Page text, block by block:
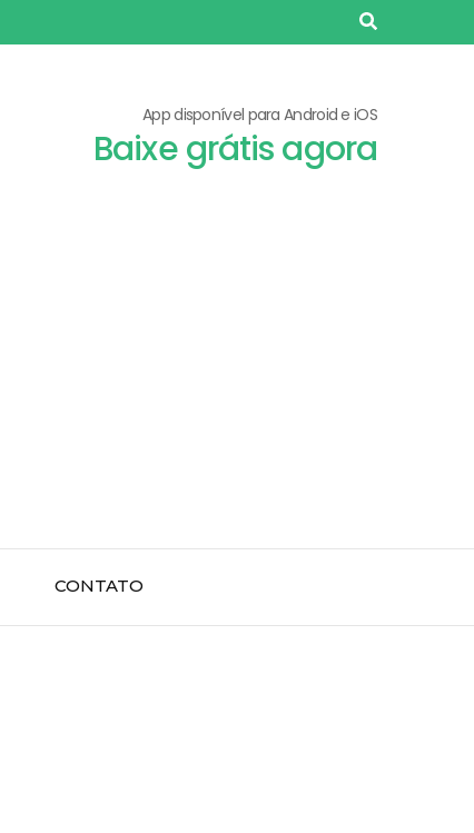
App disponível para Android e iOS
Baixe grátis agora
CONTATO